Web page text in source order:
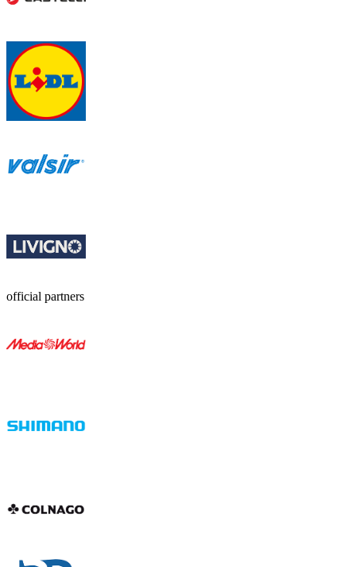
official partners